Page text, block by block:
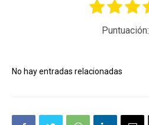
Puntuación:
No hay entradas relacionadas